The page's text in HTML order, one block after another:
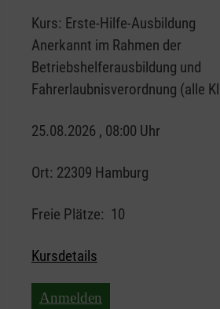
Kurs: Erste-Hilfe-Ausbildung
Anerkannt im Rahmen der
Betriebshelferausbildung und
Fahrerlaubnisverordnung (alle
25.08.2026 , 08:00 Uhr
Ort: 22309 Hamburg
Freie Plätze: 10
Kursdetails
Anmelden